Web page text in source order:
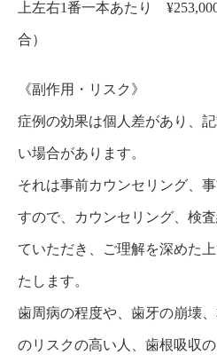
上左右1番一本あたり
合）
《副作用・リスク》
症例の効果は個人差があり、
い場合があります。
それは事前カウンセリング、
すので、カウンセリング、検
ていただき、ご理解を深めた
たします。
歯周病の程度や、歯牙の崩壊
のリスクの高い人、歯根吸収